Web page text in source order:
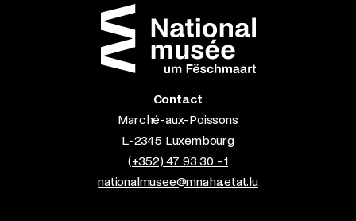
Contact
Marché-aux-Poissons
L-2345 Luxembourg
(+352) 47 93 30 - 1
nationalmusee@mnaha.etat.lu